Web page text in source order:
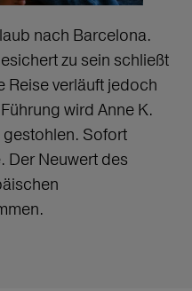
nach Barcelona.
zu sein schließt
Reise verläuft jedoch
wird Anne K.
gestohlen. Sofort
Der Neuwert des